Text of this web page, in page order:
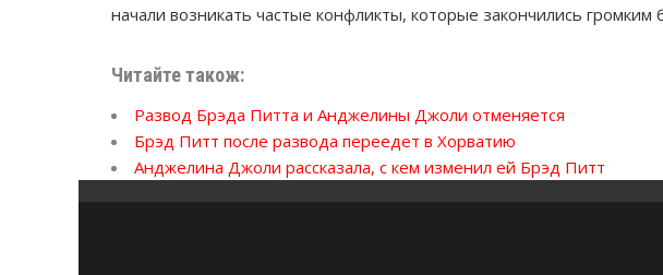
начали возникать частые конфликты, которые закончились
Читайте також:
Развод Брэда Питта и Анджелины Джоли отменяется
Брэд Питт после развода переедет в Хорватию
Анджелина Джоли рассказала, с кем изменил ей Брэд Питт